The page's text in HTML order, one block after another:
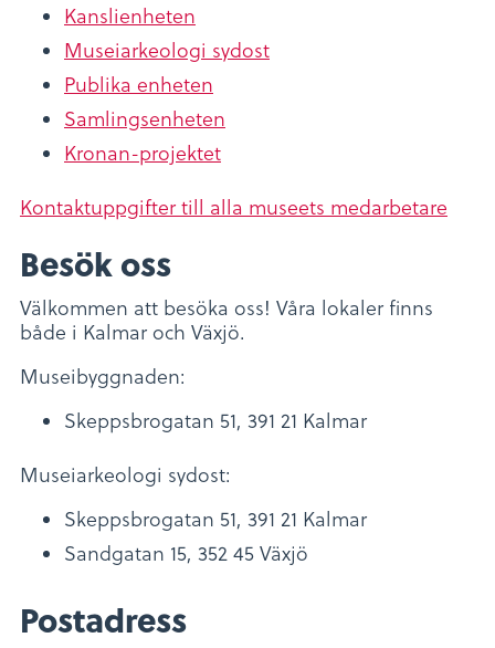
Kanslienheten
Museiarkeologi sydost
Publika enheten
Samlingsenheten
Kronan-projektet
Kontaktuppgifter till alla museets medarbetare
Besök oss
Välkommen att besöka oss! Våra lokaler finns
både i Kalmar och Växjö.
Museibyggnaden:
Skeppsbrogatan 51, 391 21 Kalmar
Museiarkeologi sydost:
Skeppsbrogatan 51, 391 21 Kalmar
Sandgatan 15, 352 45 Växjö
Postadress